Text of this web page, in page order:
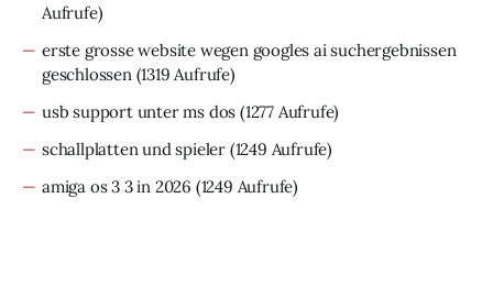
Aufrufe)
erste grosse website wegen googles ai suchergebnissen
geschlossen (1319 Aufrufe)
usb support unter ms dos (1277 Aufrufe)
schallplatten und spieler (1249 Aufrufe)
amiga os 3 3 in 2026 (1249 Aufrufe)